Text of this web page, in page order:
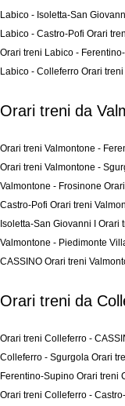
Labico - Isoletta-San
Labico - Castro-Pofi Orari
Orari treni Labico -
Labico - Colleferro Orari
Orari treni da
Orari treni Valmontone -
Orari treni Valmontone -
Valmontone - Frosinone
Castro-Pofi Orari treni
Isoletta-San Giovanni I Orari
Valmontone - Piedimonte
CASSINO Orari treni
Orari treni da
Orari treni Colleferro -
Colleferro - Sgurgola Orari
Ferentino-Supino Orari treni
Orari treni Colleferro -